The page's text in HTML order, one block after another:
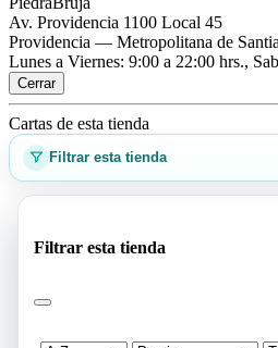
Av. Providencia 1100 Local 45
Providencia — Metropolitana de
Lunes a Viernes: 9:00 a 22:00 hrs.,
Cerrar
Cartas de esta tienda
Filtrar esta tienda
Filtrar esta tienda